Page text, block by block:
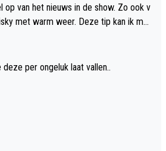
van het nieuws in de show. Zo ook v
met warm weer. Deze tip kan ik met
per ongeluk laat vallen..